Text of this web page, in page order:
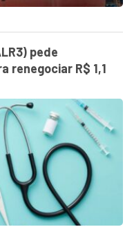
pede
renegociar R$ 1,1